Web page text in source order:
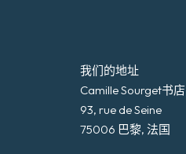
我们的地址
Camille Sourget书店
93, rue de Seine
75006 巴黎, 法国